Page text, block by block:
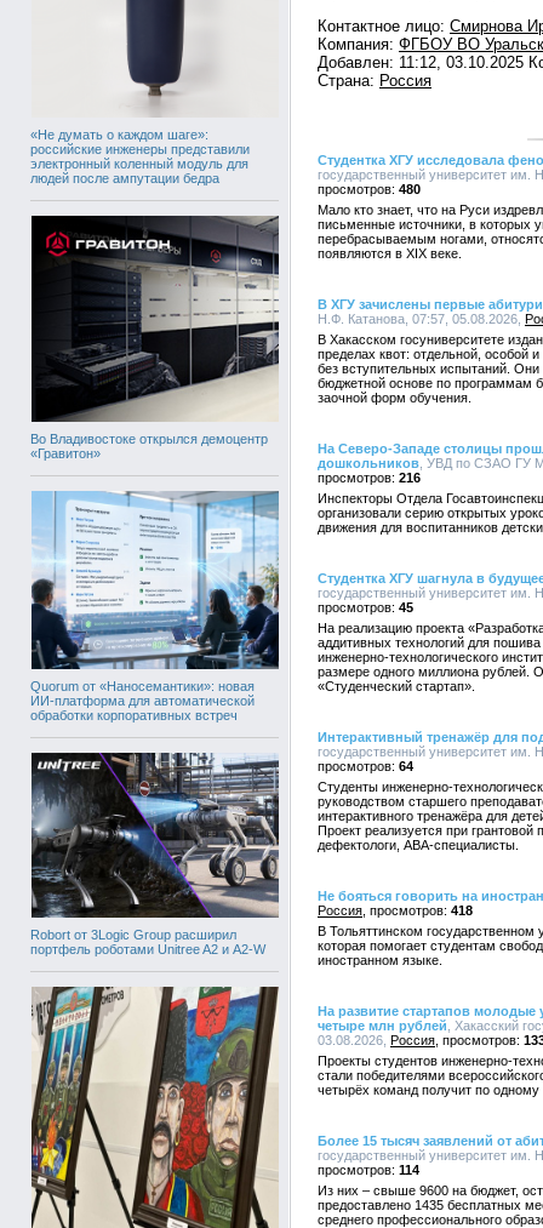
«Не думать о каждом шаге»:
российские инженеры представили
электронный коленный модуль для
людей после ампутации бедра
Во Владивостоке открылся демоцентр
«Гравитон»
Quorum от «Наносемантики»: новая
ИИ-платформа для автоматической
обработки корпоративных встреч
Robort от 3Logic Group расширил
портфель роботами Unitree A2 и A2-W
Контактное лицо: Смирнова
Компания: ФГБОУ ВО
Добавлен: 11:12, 03.10.2025
Страна: Россия
Студентка ХГУ исследовала
государственный университет им.
480
Мало кто знает, что на Руси
письменные источники, в которых
перебрасываемым ногами,
появляются в XIX веке.
В ХГУ зачислены первые
Н.Ф. Катанова, 07:57, 05.08.2026,
В Хакасском госуниверситете
пределах квот: отдельной, особой
без вступительных испытаний.
бюджетной основе по программам
заочной форм обучения.
На Северо-Западе столицы
дошкольников , УВД по СЗАО ГУ
216
Инспекторы Отдела
организовали серию открытых
движения для воспитанников
Студентка ХГУ шагнула в
государственный университет им.
45
На реализацию проекта
аддитивных технологий для
инженерно-технологического
размере одного миллиона рублей.
«Студенческий стартап».
Интерактивный тренажёр для
государственный университет им.
64
Студенты инженерно-
руководством старшего
интерактивного тренажёра для
Проект реализуется при грантовой
дефектологи, АВА-специалисты.
Не бояться говорить на
Россия
418
В Тольяттинском государственном
которая помогает студентам
иностранном языке.
На развитие стартапов
четыре млн рублей , Хакасский
03.08.2026, Россия
Проекты студентов инженерно-
стали победителями
четырёх команд получит по
Более 15 тысяч заявлений от
государственный университет им.
114
Из них – свыше 9600 на бюджет,
предоставлено 1435 бесплатных
среднего профессионального